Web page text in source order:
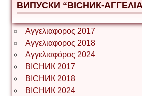
ВИПУСКИ “ВІСНИК-
Αγγελιαφορος 2017
Αγγελιαφορος 2018
Αγγελιαφόρος 2024
ВІСНИК 2017
ВІСНИК 2018
ВІСНИК 2024